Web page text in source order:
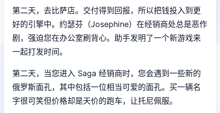
第二天，去比萨店。交付得到回报，所以把钱投入到更
好的引擎中。约瑟芬（Josephine）在经销商处总是恶作
剧，强迫您在办公室刷背心。助手发明了一个新游戏来
一起打发时间。
第二天，当您进入 Saga 经销商时，您会遇到一些新的
俄罗斯面孔，其中包括一位相当可爱的面孔。买一辆名
字很可笑但价格却是天价的跑车，让托尼佩服。